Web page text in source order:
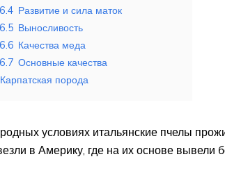
Развитие и сила маток
Выносливость
Качества меда
Основные качества
Карпатская порода
условиях итальянские пчелы
в Америку, где на их основе вывели